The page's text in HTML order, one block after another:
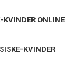
ONLINE
KVINDER